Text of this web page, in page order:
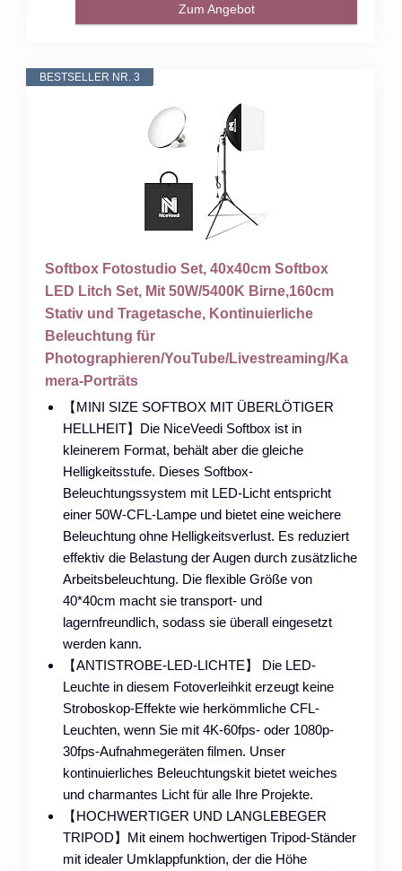
Zum Angebot
BESTSELLER NR. 3
Softbox Fotostudio Set, 40x40cm Softbox
LED Litch Set, Mit 50W/5400K Birne,160cm
Stativ und Tragetasche, Kontinuierliche
Beleuchtung für
Photographieren/YouTube/Livestreaming/Ka
mera-Porträts
【MINI SIZE SOFTBOX MIT ÜBERLÖTIGER
HELLHEIT】Die NiceVeedi Softbox ist in
kleinerem Format, behält aber die gleiche
Helligkeitsstufe. Dieses Softbox-
Beleuchtungssystem mit LED-Licht entspricht
einer 50W-CFL-Lampe und bietet eine weichere
Beleuchtung ohne Helligkeitsverlust. Es reduziert
effektiv die Belastung der Augen durch zusätzliche
Arbeitsbeleuchtung. Die flexible Größe von
40*40cm macht sie transport- und
lagernfreundlich, sodass sie überall eingesetzt
werden kann.
【ANTISTROBE-LED-LICHTE】 Die LED-
Leuchte in diesem Fotoverleihkit erzeugt keine
Stroboskop-Effekte wie herkömmliche CFL-
Leuchten, wenn Sie mit 4K-60fps- oder 1080p-
30fps-Aufnahmegeräten filmen. Unser
kontinuierliches Beleuchtungskit bietet weiches
und charmantes Licht für alle Ihre Projekte.
【HOCHWERTIGER UND LANGLEBEGER
TRIPOD】Mit einem hochwertigen Tripod-Ständer
mit idealer Umklappfunktion, der die Höhe